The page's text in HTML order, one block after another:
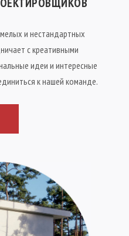
и нестандартных
с креативными
идеи и интересные
к нашей команде.